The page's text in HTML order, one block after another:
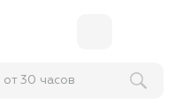
от 30 часов